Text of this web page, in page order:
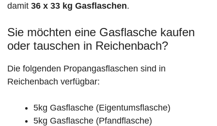
damit 36 x 33 kg Gasflaschen.
Sie möchten eine Gasflasche kaufen
oder tauschen in Reichenbach?
Die folgenden Propangasflaschen sind in
Reichenbach verfügbar:
5kg Gasflasche (Eigentumsflasche)
5kg Gasflasche (Pfandflasche)